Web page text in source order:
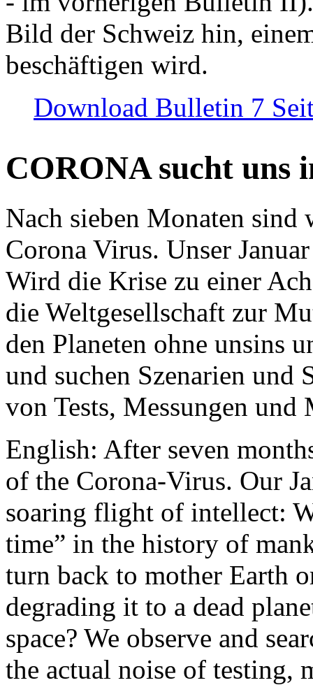
Bild der Schweiz hin,
beschäftigen wird.
Download Bulletin 7
CORONA sucht uns
Nach sieben Monaten
Corona Virus. Unser
Wird die Krise zu einer
die Weltgesellschaft zur
den Planeten ohne unsins
und suchen Szenarien und
von Tests, Messungen und
English: After seven
of the Corona-Virus. Our
soaring flight of intellect:
time” in the history of
turn back to mother Earth
degrading it to a dead
space? We observe and
the actual noise of testing,